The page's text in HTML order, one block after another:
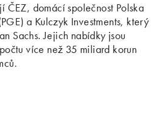
ČEZ, domácí společnost Polska
a Kulczyk Investments, který
Sachs. Jejich nabídky jsou
více než 35 miliard korun